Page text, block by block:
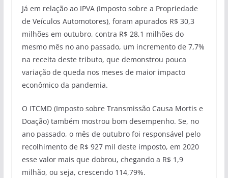
Já em relação ao IPVA (Imposto sobre a Propriedade
de Veículos Automotores), foram apurados R$ 30,3
milhões em outubro, contra R$ 28,1 milhões do
mesmo mês no ano passado, um incremento de 7,7%
na receita deste tributo, que demonstrou pouca
variação de queda nos meses de maior impacto
econômico da pandemia.
O ITCMD (Imposto sobre Transmissão Causa Mortis e
Doação) também mostrou bom desempenho. Se, no
ano passado, o mês de outubro foi responsável pelo
recolhimento de R$ 927 mil deste imposto, em 2020
esse valor mais que dobrou, chegando a R$ 1,9
milhão, ou seja, crescendo 114,79%.